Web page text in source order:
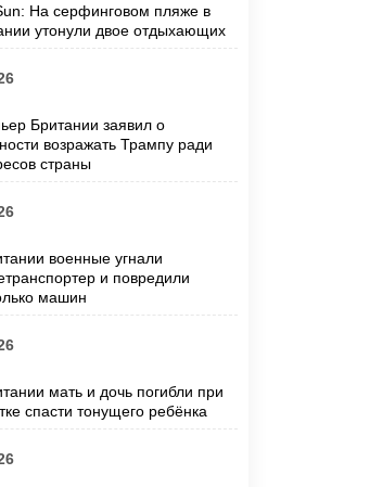
На серфинговом пляже в
утонули двое отдыхающих
Британии заявил о
возражать Трампу ради
страны
военные угнали
и повредили
машин
мать и дочь погибли при
спасти тонущего ребёнка